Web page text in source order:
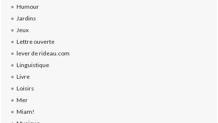
Humour
Jardins
Jeux
Lettre ouverte
lever de rideau.com
Linguistique
Livre
Loisirs
Mer
Miam!